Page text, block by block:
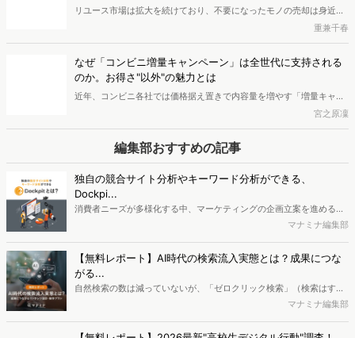
松本 知世
関連するキーワード
「食品・飲料」市場調査 Dockpit 検索キーワード分析
トレンド調査
競合調査 競合分析
市場調査
Zoom 録画
セグメンテーション
関連する投稿
ヴァリューズ、消費者行動データをもとにAIがデータ抽出
から分析・マーケ戦略策定・レポート作成まで実行する
「Dockpit AIエージェント」を提供開始
インターネット行動ログ分析によるマーケティング調査・コンサルテ